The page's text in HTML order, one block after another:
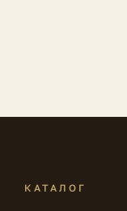
КАТАЛОГ